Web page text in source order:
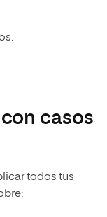
casos
todos tus